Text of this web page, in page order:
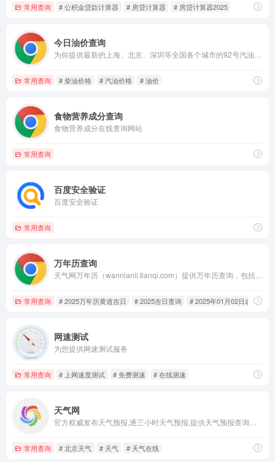
常用查询 # 公积金贷款计算器 # 房贷计算器 # 房贷计算器2025
今日油价查询
常用查询 # 柴油价格 # 汽油价格 # 油价
食物营养成分查询
食物营养成分在线查询网站
常用查询
百度安全验证
百度安全验证
常用查询
万年历查询
常用查询 # 2025万年历黄道吉日 # 2025吉日查询 # 2025年01月02日农历
网速测试
为您提供网速测试服务
常用查询 # 上网速度测试 # 免费测速 # 在线测速
天气网
常用查询 # 北京天气 # 天气 # 天气在线